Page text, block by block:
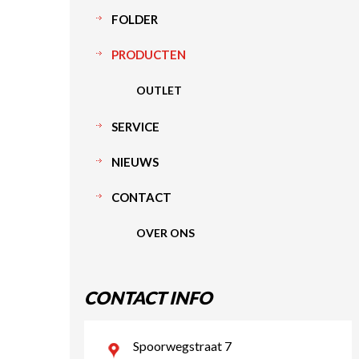
FOLDER
PRODUCTEN
OUTLET
SERVICE
NIEUWS
CONTACT
OVER ONS
CONTACT INFO
Spoorwegstraat 7